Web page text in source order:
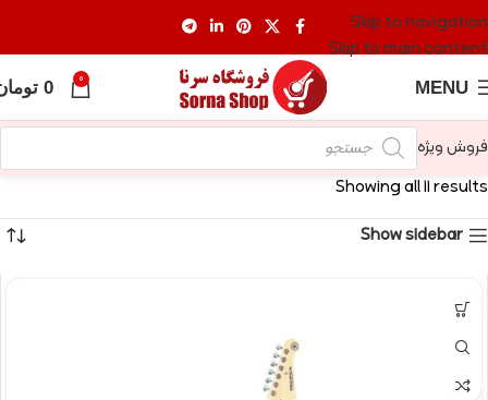
Skip to navigation
Skip to main content
MENU
0
0
فروش ویژه
Showing all 11 results
Show sidebar